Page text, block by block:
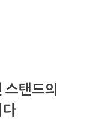
탠드의
다